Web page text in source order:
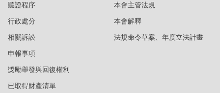
聽證程序
行政處分
相關訴訟
申報事項
獎勵舉發與回復權利
已取得財產清單
本會主管法規
本會解釋
法規命令草案、年度立法計畫